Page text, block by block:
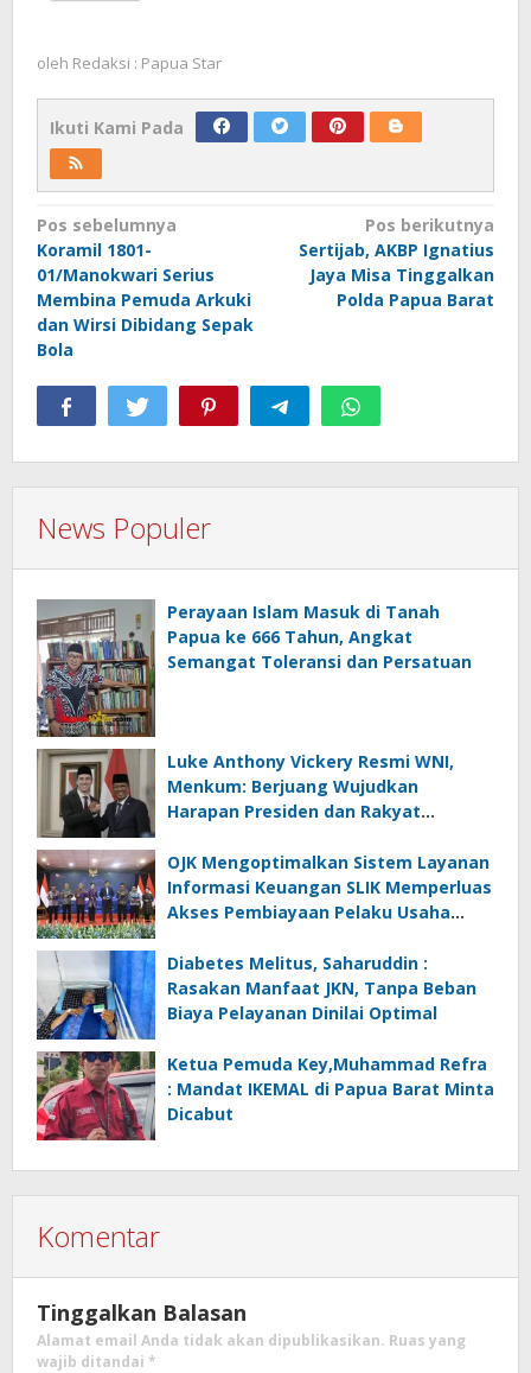
oleh Redaksi : Papua Star
Ikuti Kami Pada
Navigasi
pos
Pos sebelumnya
Koramil 1801-
01/Manokwari Serius
Membina Pemuda Arkuki
dan Wirsi Dibidang Sepak
Bola
Pos berikutnya
Sertijab, AKBP Ignatius
Jaya Misa Tinggalkan
Polda Papua Barat
News Populer
Perayaan Islam Masuk di Tanah
Papua ke 666 Tahun, Angkat
Semangat Toleransi dan Persatuan
Luke Anthony Vickery Resmi WNI,
Menkum: Berjuang Wujudkan
Harapan Presiden dan Rakyat
OJK Mengoptimalkan Sistem Layanan
Informasi Keuangan SLIK Memperluas
Akses Pembiayaan Pelaku Usaha
Diabetes Melitus, Saharuddin :
Rasakan Manfaat JKN, Tanpa Beban
Biaya Pelayanan Dinilai Optimal
Ketua Pemuda Key,Muhammad Refra
: Mandat IKEMAL di Papua Barat Minta
Dicabut
Komentar
Tinggalkan Balasan
Alamat email Anda tidak akan dipublikasikan. Ruas yang
wajib ditandai *